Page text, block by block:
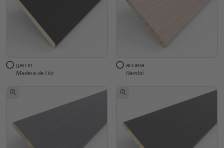
yarrin
Madera de tilo
arcana
Bambú